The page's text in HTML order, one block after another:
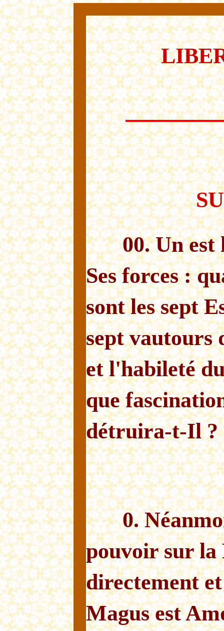
00. Un
Ses forces :
sont les sept
sept
et l'habileté
que
détruira-t-Il ?
0.
pouvoir sur la
directement
Magus est